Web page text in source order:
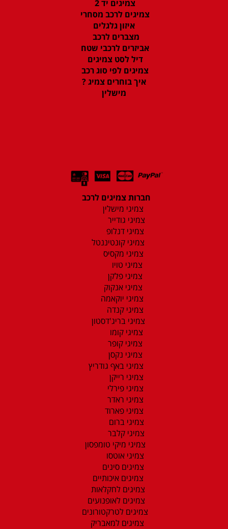
צמיגים יד 2
צמיגים לרכב מסחרי
איזון גלגלים
מצברים לרכב
אביזרים לרכבי שטח
דיל לסט צמיגים
צמיגים לפי סוג רכב
איך בוחרים צמיג ?
מישלין
חברות צמיגים לרכב
צמיגי מישלין
צמיגי גודייר
צמיגי דנלופ
צמיגי קונטיננטל
צמיגי מקסיס
צמיגי טויו
צמיגי פלקן
צמיגי אנקוק
צמיגי יוקאמה
צמיגי קנדה
צמיגי בריג'דסטון
צמיגי קומו
צמיגי קופר
צמיגי נקסן
צמיגי באף גודריץ
צמיגי רייקן
צמיגי פירלי
צמיגי ראדר
צמיגי פארוד
צמיגי ברום
צמיגי קלבר
צמיגי מיקי טומפסון
צמיגי אוטסו
צמיגים סינים
צמיגים איכותיים
צמיגים לחקלאות
צמיגים לאופנועים
צמיגים לטרקטורונים
צמיגים למאבריק